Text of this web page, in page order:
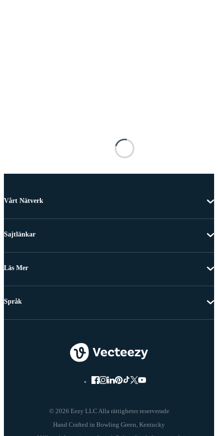
Vårt Nätverk
Sajtlänkar
Läs Mer
© 2026 Eezy LLC Alla rättigheter reserverade
Språk